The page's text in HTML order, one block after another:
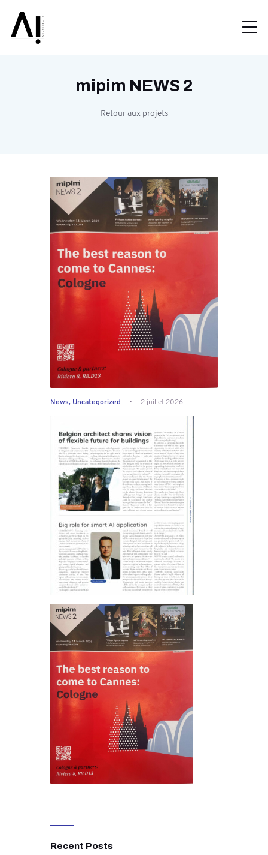
mipim NEWS 2
Retour aux projets
News, Uncategorized 2 juillet 2026
Recent Posts